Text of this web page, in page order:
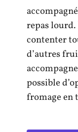
repas lourd.
contenter
d’autres
possible
fromage en